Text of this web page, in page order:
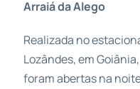
Arraiá da Alego
Realizada no
Lozândes, em
foram abertas na